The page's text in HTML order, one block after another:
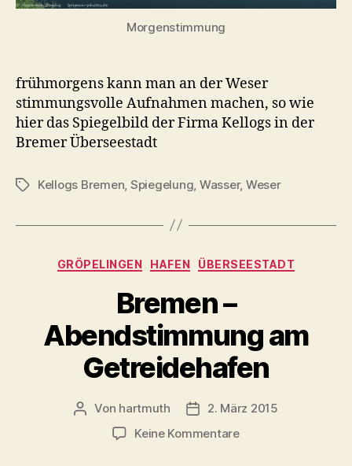
Morgenstimmung
frühmorgens kann man an der Weser
stimmungsvolle Aufnahmen machen, so wie
hier das Spiegelbild der Firma Kellogs in der
Bremer Überseestadt
Schlagwörter
Kellogs Bremen, Spiegelung, Wasser, Weser
Kategorien
GRÖPELINGEN HAFEN ÜBERSEESTADT
Bremen –
Abendstimmung am
Getreidehafen
Beitragsautor
Von hartmuth Veröffentlichungsdatum
2. März 2015
Keine Kommentarezu